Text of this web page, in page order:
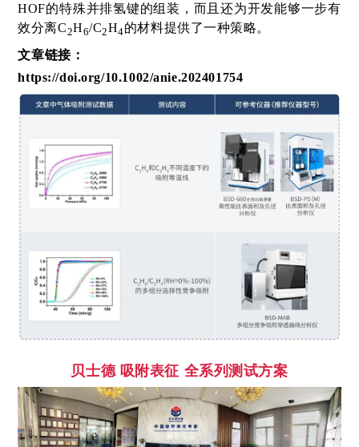
HOF的特殊并排氢键的组装，而且还为开发能够一步有
效分离C2H6/C2H4的材料提供了一种策略。
文章链接：
https://doi.org/10.1002/anie.202401754
贝士德 吸附表征 全系列测试方案